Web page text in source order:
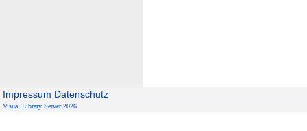
Impressum Datenschutz
Visual Library Server 2026